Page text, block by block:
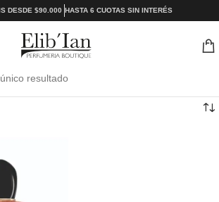
DESDE $90.000 HASTA 6 CUOTAS SIN INTERÉS
resultado